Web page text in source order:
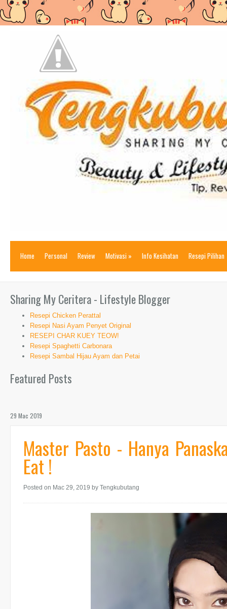
Home Personal Review Motivasi » Info Kesihatan Resepi Pilihan
Sharing My Ceritera - Lifestyle Blogger
Resepi Chicken Perattal
Resepi Nasi Ayam Penyet Original
RESEPI CHAR KUEY TEOW!
Resepi Spaghetti Carbonara
Resepi Sambal Hijau Ayam dan Petai
Featured Posts
29 Mac 2019
Master Pasto - Hanya
Eat !
Posted on Mac 29, 2019 by Tengkubutang